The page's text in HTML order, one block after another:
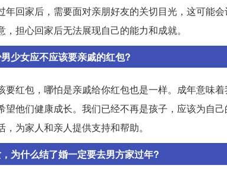
年回家后，需要面对亲朋好友的关切目光，这可能
，担心回家后无法展现自己的能力和成就。
少女应不应该要亲戚的红包?
要红包，哪怕是亲戚给你红包也是一样。成年意味
望他们健康成长。我们已经不再是孩子，应该为自
为家人和亲人提供支持和帮助。
为什么结了婚一定要去男方家过年?